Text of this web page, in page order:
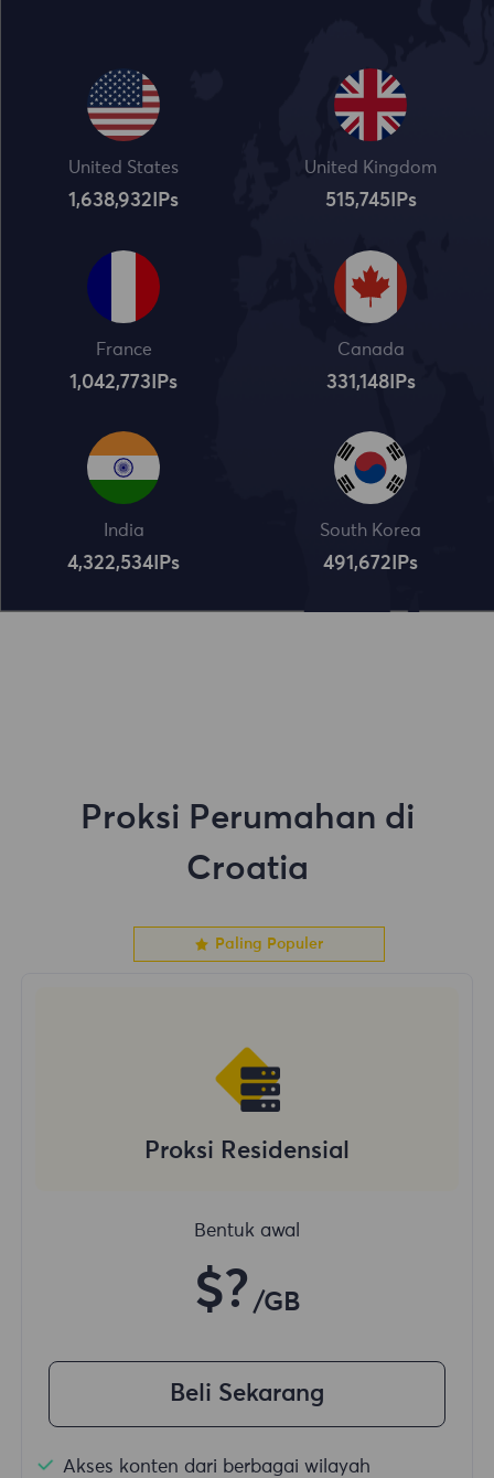
United States
1,638,932 IPs
United Kingdom
515,745IPs
France
1,042,773 IPs
Canada
331,148IPs
India
4,322,534 IPs
South Korea
491,672 IPs
Proksi Perumahan di
Croatia
Paling Populer
Proksi Residensial
Bentuk awal
$? /GB
Beli Sekarang
Akses konten dari berbagai wilayah